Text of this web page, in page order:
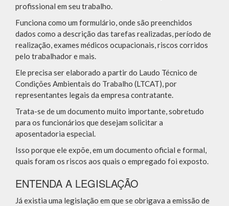
profissional em seu trabalho.
Funciona como um formulário, onde são preenchidos
dados como a descrição das tarefas realizadas, período de
realização, exames médicos ocupacionais, riscos corridos
pelo trabalhador e mais.
Ele precisa ser elaborado a partir do Laudo Técnico de
Condições Ambientais do Trabalho (LTCAT), por
representantes legais da empresa contratante.
Trata-se de um documento muito importante, sobretudo
para os funcionários que desejam solicitar a
aposentadoria especial.
Isso porque ele expõe, em um documento oficial e formal,
quais foram os riscos aos quais o empregado foi exposto.
ENTENDA A LEGISLAÇÃO
Já existia uma legislação em que se obrigava a emissão de